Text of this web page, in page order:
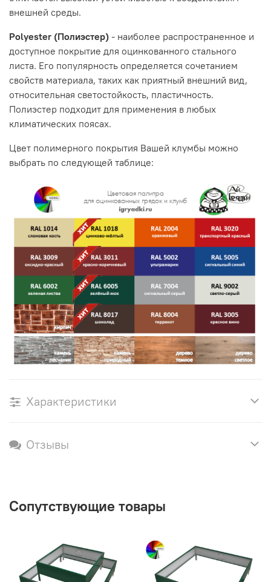
внешней среды.
Polyester (Полиэстер) - наиболее распространенное и
доступное покрытие для оцинкованного стального
листа. Его популярность определяется сочетанием
свойств материала, таких как приятный внешний вид,
относительная светостойкость, пластичность.
Полиэстер подходит для применения в любых
климатических поясах.
Цвет полимерного покрытия Вашей клумбы можно
выбрать по следующей таблице:
Характеристики
Отзывы
Сопутствующие товары